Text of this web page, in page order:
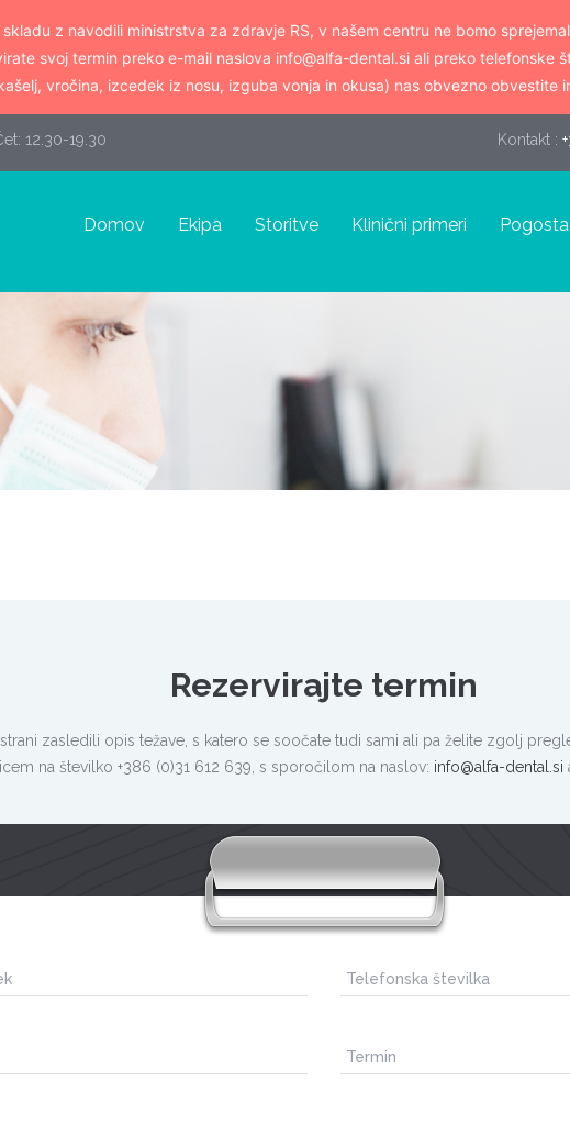
12.30-19.30 Kontakt :
Domov Ekipa Storitve Klinični primeri
Rezervirajte termin
zasledili opis težave, s katero se soočate tudi sami ali pa želite zgolj
na številko +386 (0)31 612 639, s sporočilom na naslov: info@alfa-dental.si
z navodili ministrstva za zdravje RS, v našem centru ne bomo
svoj termin preko e-mail naslova info@alfa-dental.si ali preko telefonske
vročina, izcedek iz nosu, izguba vonja in okusa) nas obvezno obvestite